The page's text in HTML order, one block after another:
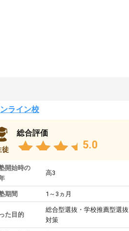
ライン校
徒
総合評価
5.0
開始時の
高3
期間 1～3ヵ月
た目的
総合型選抜・学校推薦型選抜
対策